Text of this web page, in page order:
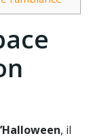
, il